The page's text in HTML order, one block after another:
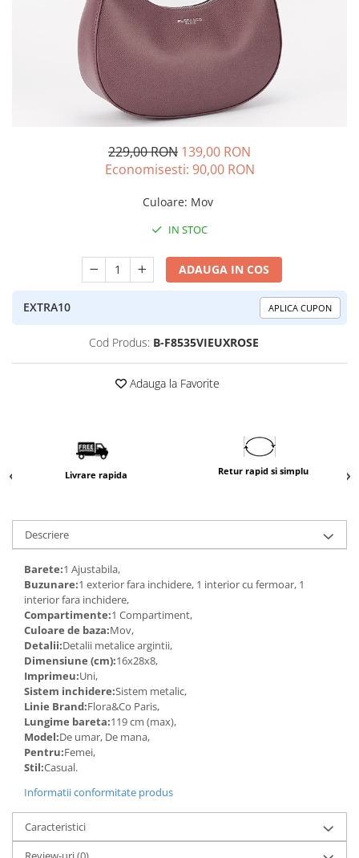
229,00 RON 139,00 RON
Economisesti: 90,00 RON
Culoare: Mov
IN STOC
ADAUGA IN COS
EXTRA10 APLICA CUPON
Cod Produs: B-F8535VIEUXROSE
Adauga la Favorite
Livrare rapida Retur rapid si simplu
Descriere
Barete:1 Ajustabila,
Buzunare:1 exterior fara inchidere, 1 interior cu fermoar, 1
interior fara inchidere,
Compartimente:1 Compartiment,
Culoare de baza:Mov,
Detalii:Detalii metalice argintii,
Dimensiune (cm):16x28x8,
Imprimeu:Uni,
Sistem inchidere:Sistem metalic,
Linie Brand:Flora&Co Paris,
Lungime bareta:119 cm (max),
Model:De umar, De mana,
Pentru:Femei,
Stil:Casual.
Informatii conformitate produs
Caracteristici